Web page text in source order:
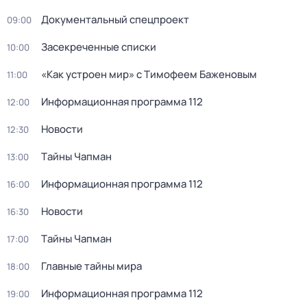
09:00 Документальный спецпроект
10:00 Заcекрeченные списки
11:00 «Как устроен мир» с Тимофеем Баженовым
12:00 Информационная программа 112
12:30 Новости
13:00 Тaйны Чапман
16:00 Информационная программа 112
16:30 Новости
17:00 Тaйны Чапман
18:00 Главные тайны мира
19:00 Информационная программа 112